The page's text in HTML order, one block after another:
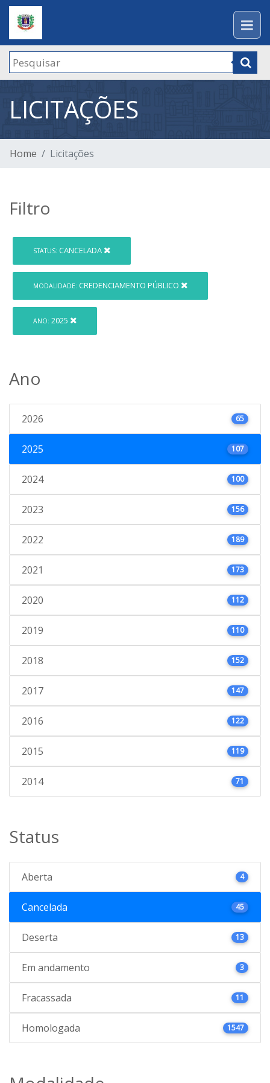
LICITAÇÕES
Home Licitações
Filtro
STATUS: CANCELADA
MODALIDADE: CREDENCIAMENTO PÚBLICO
ANO: 2025
Ano
2026 65
2025 107
2024 100
2023 156
2022 189
2021 173
2020 112
2019 110
2018 152
2017 147
2016 122
2015 119
2014 71
Status
Aberta 4
Cancelada 45
Deserta 13
Em andamento 3
Fracassada 11
Homologada 1547